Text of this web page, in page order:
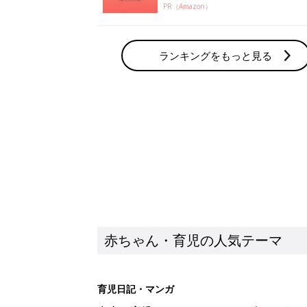
PR（Amazon）
ランキングをもっと見る
赤ちゃん・育児の人気テーマ
育児日記・マンガ